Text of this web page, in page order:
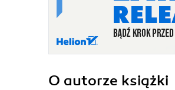
O autorze książki